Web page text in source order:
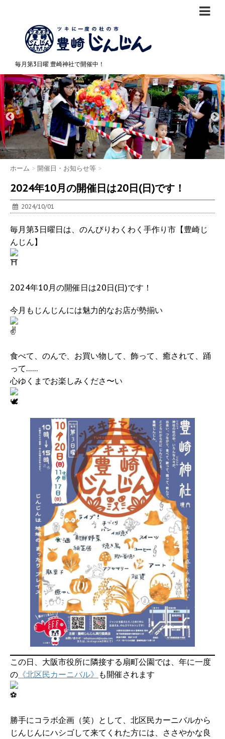
毎月第3日曜 豊崎神社で開催中！
ホーム > 開催日・お知らせ等 >
2024年10月の開催日は20日(日)です！
2024/10/01
毎月第3日曜日は、のんびりわくわく手作り市【豊崎じ
んじん】
2024年10月の開催日は20日(日)です！
今月もじんじんには魅力的なお店が勢揃い
食べて、のんで、お買い物して、飾って、癒されて、踊
って……
心ゆくまでお楽しみくださ〜い
この日、大阪市役所に隣接する扇町公園では、年に一度
の 《北区民カーニバル》 も開催されます
勝手にコラボ企画（笑）として、北区民カーニバルから
じんじんにハシゴして来てくれた方には、ささやかな良